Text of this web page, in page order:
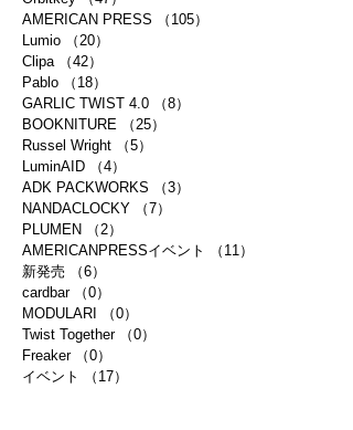
AMERICAN PRESS
（105）
Lumio
（20）
Clipa
（42）
Pablo
（18）
GARLIC TWIST 4.0
（8）
BOOKNITURE
（25）
Russel Wright
（5）
LuminAID
（4）
ADK PACKWORKS
（3）
NANDACLOCKY
（7）
PLUMEN
（2）
AMERICANPRESSイベント
（11）
新発売
（6）
cardbar
（0）
MODULARI
（0）
Twist Together
（0）
Freaker
（0）
イベント
（17）